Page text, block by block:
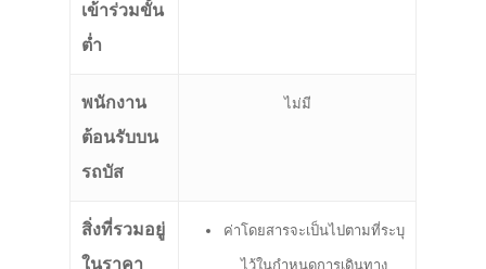
เข้าร่วมขั้น
ต่ำ
พนักงาน
ต้อนรับบน
รถบัส
ไม่มี
สิ่งที่รวมอยู่
ในราคา
ค่าโดยสารจะเป็นไปตามที่ระบุ
ไว้ในกำหนดการเดินทาง